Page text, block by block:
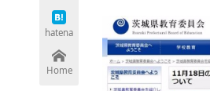
hatena
Home